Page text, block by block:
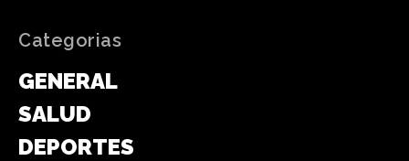
Categorias
GENERAL
SALUD
DEPORTES